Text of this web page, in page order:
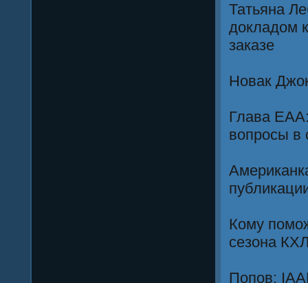
Татьяна
докладом
заказе
Новак
Глава
вопросы в
Кому
сезона
Попов: